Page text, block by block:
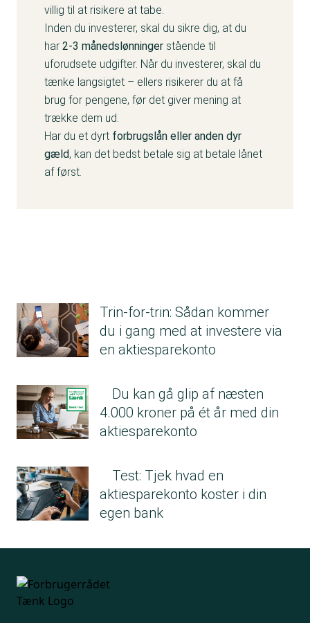
villig til at risikere at tabe.
Inden du investerer, skal du sikre dig, at du
har 2-3 månedslønninger stående til
uforudsete udgifter. Når du investerer, skal du
tænke langsigtet – ellers risikerer du at få
brug for pengene, før det giver mening at
trække dem ud.
Har du et dyrt forbrugslån eller anden dyr
gæld, kan det bedst betale sig at betale lånet
af først.
Trin-for-trin: Sådan kommer
du i gang med at investere via
en aktiesparekonto
Du kan gå glip af næsten
4.000 kroner på ét år med din
aktiesparekonto
Test: Tjek hvad en
aktiesparekonto koster i din
egen bank